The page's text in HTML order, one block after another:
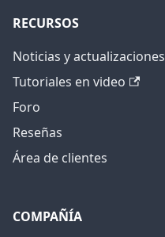
RECURSOS
Noticias y actualizaciones
Tutoriales en video
Foro
Reseñas
Área de clientes
COMPAÑÍA